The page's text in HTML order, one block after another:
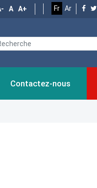
Fr Ar
A A+
Contactez-nous